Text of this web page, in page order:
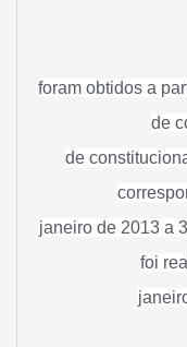
foram obtidos a
de
de
janeiro de 2013 a
foi